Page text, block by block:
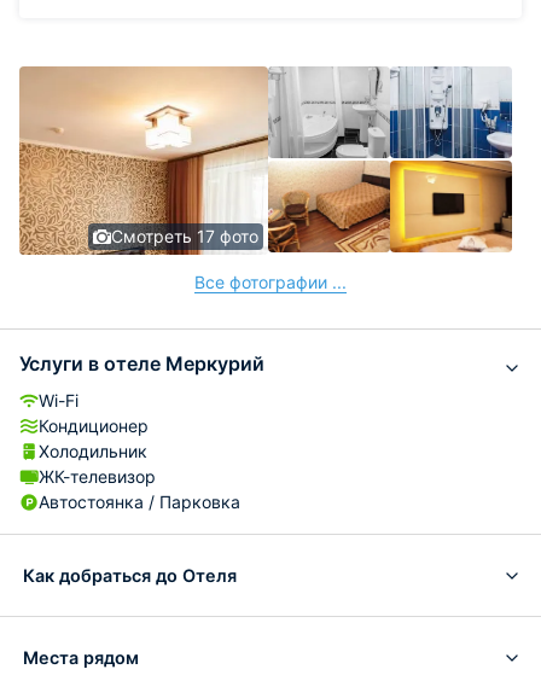
Смотреть 17 фото
Все фотографии ...
Услуги в отеле Меркурий
Wi-Fi
Кондиционер
Холодильник
ЖК-телевизор
Автостоянка / Парковка
Как добраться до Отеля
Места рядом